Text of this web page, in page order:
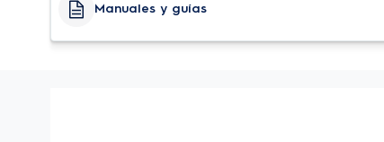
Manuales y guías